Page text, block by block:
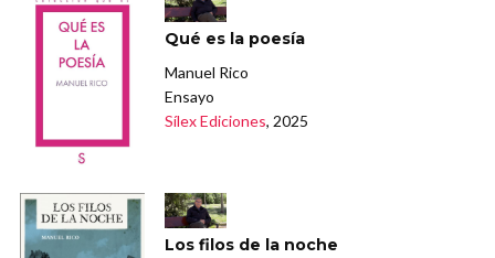
Qué es la poesía
Manuel Rico
Ensayo
Sílex Ediciones, 2025
Los filos de la noche